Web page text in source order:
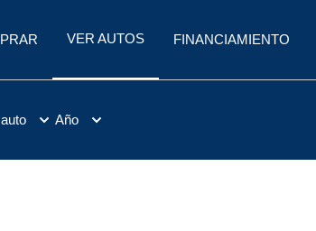
VER AUTOS FINANCIAMIENTO
Año